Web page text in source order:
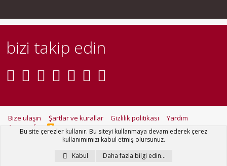
bizi takip edin
Bize ulaşın Şartlar ve kurallar Gizlilik politikası
Yardım
Ana sayfa
R
S
Metro Theme for XenForo by
PixelGoose Studio
Bu site çerezler kullanır. Bu siteyi kullanmaya devam ederek çerez
kullanımımızı kabul etmiş olursunuz.
Kabul
Daha fazla bilgi edin…